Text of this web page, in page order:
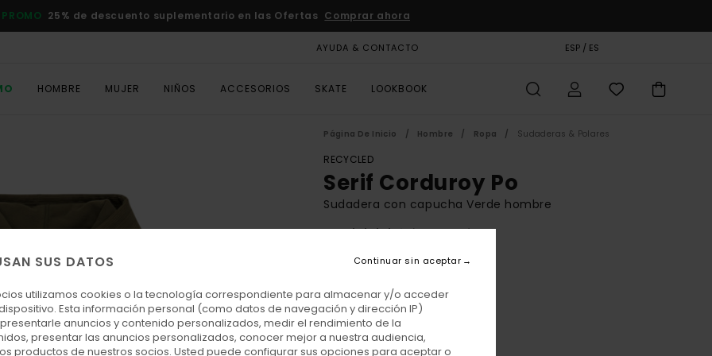
PROMO 25% de descuento suplementario en las Ofertas Comprar ahora
AYUDA & CONTACTO ESP / ES
HOMBRE MUJER NIÑOS ACCESORIOS SKATE LOOKBOOK
Página De Inicio Hombre Ropa Sudaderas & Polares
RECYCLED
Serif Corduroy Po
Sudadera con capucha Verde hombre
4.0
ECO-BONUS
DOBLE PROMO -25% EXTRA
ColorKalamata
SUS DATOS
utilizamos cookies o la tecnología correspondiente para almacenar y/o acceder
Esta información personal (como datos de navegación y dirección IP)
anuncios y contenido personalizados, medir el rendimiento de la
presentar las anuncios personalizados, conocer mejor a nuestra audiencia,
productos de nuestros socios. Usted puede configurar sus opciones para aceptar o
Continuar sin aceptar